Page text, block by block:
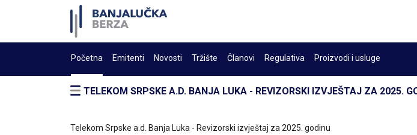
Početna Emitenti Novosti Tržište Članovi Regulativa Proizvodi i usluge
TELEKOM SRPSKE A.D. BANJA LUKA - REVIZORSKI IZVJEŠTAJ ZA 2025.
Telekom Srpske a.d. Banja Luka - Revizorski izvještaj za 2025. godinu